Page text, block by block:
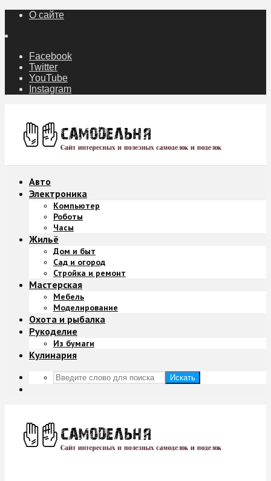
О сайте
Facebook
Twitter
YouTube
Instagram
Авто
Электроника
Компьютер
Роботы
Часы
Жильё
Дом и быт
Сад и огород
Стройка и ремонт
Мастерская
Мебель
Моделирование
Охота и рыбалка
Рукоделие
Из бумаги
Кулинария
Искать